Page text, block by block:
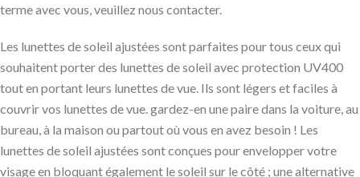
terme avec vous, veuillez nous contacter.
Les lunettes de soleil ajustées sont parfaites pour tous ceux qui
souhaitent porter des lunettes de soleil avec protection UV400
tout en portant leurs lunettes de vue. Ils sont légers et faciles à
couvrir vos lunettes de vue. gardez-en une paire dans la voiture, au
bureau, à la maison ou partout où vous en avez besoin ! Les
lunettes de soleil ajustées sont conçues pour envelopper votre
visage en bloquant également le soleil sur le côté ; une alternative